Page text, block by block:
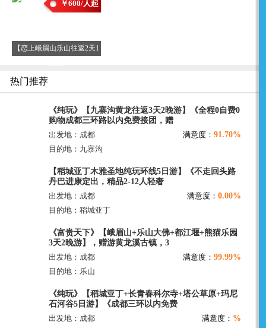
【恋上峨眉山乐山往返2天1
￥600/人起
热门推荐
《纯玩》【九寨沟黄龙往返3天2晚游】《全程0自费0
购物成都三环路以内免费接团，赠
出发地：成都 满意度：91.70%
目的地：九寨沟
【稻城亚丁木雅圣地纯玩环线5日游】《不走回头路
丹巴进康定出，精品2-12人轻奢
出发地：成都 满意度：0.00%
目的地：稻城亚丁
《富贵天下》【峨眉山+乐山大佛+都江堰+熊猫乐园
3天2晚游】，赠游黄龙溪古镇，3
出发地：成都 满意度：99.99%
目的地：乐山
《纯玩》【稻城亚丁+长青春科尔寺+塔公草原+玛尼
石河谷5日游】《成都三环以内免费
出发地：成都 满意度： %